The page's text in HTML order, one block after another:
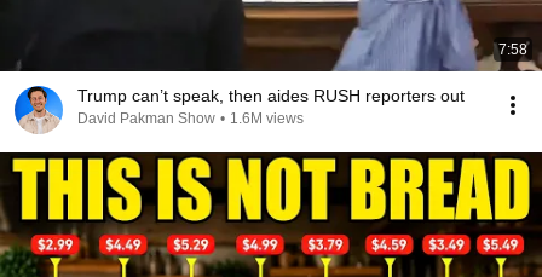
7:58
Trump can’t speak, then aides RUSH reporters out
David Pakman Show • 1.6M views